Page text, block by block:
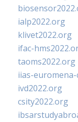
ialp2022.org
klivet2022.org
ifac-
taoms2022.org
iias-
ivd2022.org
csity2022.org